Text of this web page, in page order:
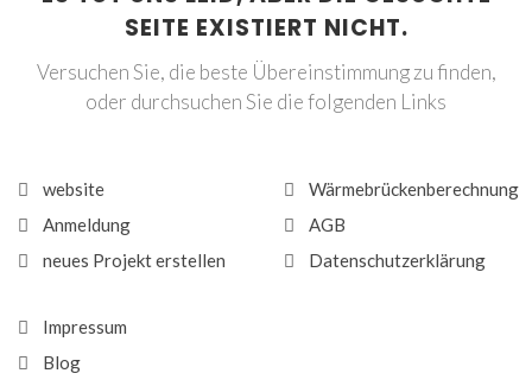
SEITE EXISTIERT NICHT.
Versuchen Sie, die beste Übereinstimmung zu finden,
oder durchsuchen Sie die folgenden Links
website
Anmeldung
neues Projekt erstellen
Wärmebrückenberechnung
AGB
Datenschutzerklärung
Impressum
Blog